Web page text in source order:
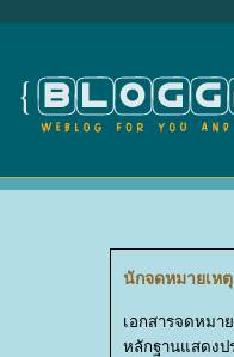
นักจดหมายเหตุ
เอกสารจดหมา
หลักฐานแสดงป